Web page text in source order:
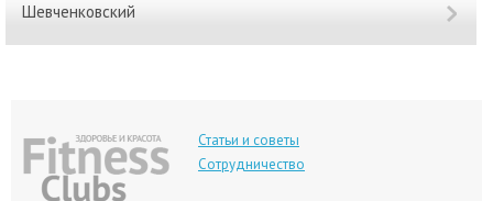
Шевченковский
Статьи и советы
Сотрудничество